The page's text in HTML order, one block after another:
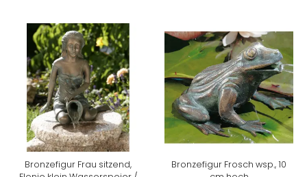
Bronzefigur Frau sitzend,
Bronzefigur Frosch wsp., 10